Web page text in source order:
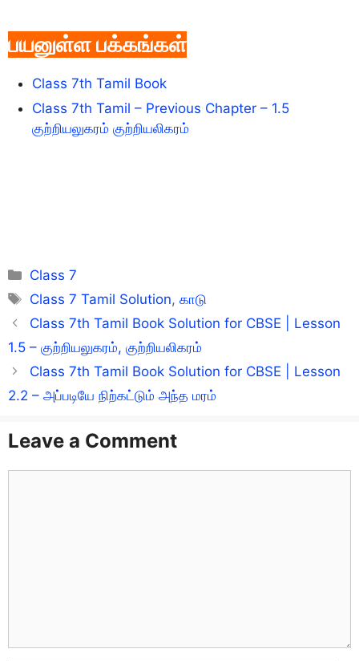
பயனுள்ள பக்கங்கள்
Class 7th Tamil Book
Class 7th Tamil – Previous Chapter – 1.5
குற்றியலுகரம் குற்றியலிகரம்
Categories
Class 7
Tags
Class 7 Tamil Solution,காடு
Class 7th Tamil Book Solution for CBSE | Lesson
1.5 – குற்றியலுகரம், குற்றியலிகரம்
Class 7th Tamil Book Solution for CBSE | Lesson
2.2 – அப்படியே நிற்கட்டும் அந்த மரம்
Leave a Comment